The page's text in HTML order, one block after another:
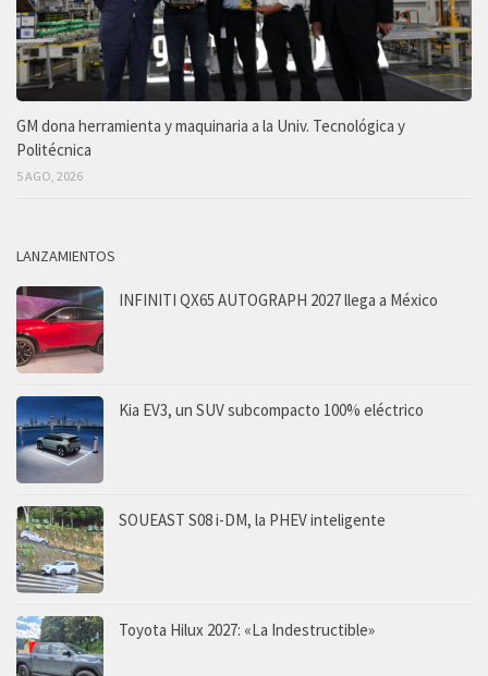
GM dona herramienta y maquinaria a la Univ. Tecnológica y
Politécnica
5 AGO, 2026
LANZAMIENTOS
INFINITI QX65 AUTOGRAPH 2027 llega a México
Kia EV3, un SUV subcompacto 100% eléctrico
SOUEAST S08 i-DM, la PHEV inteligente
Toyota Hilux 2027: «La Indestructible»